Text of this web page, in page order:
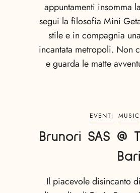
appuntamenti insomma
segui la filosofia Mini
stile e in compagnia
incantata metropoli. Non
e guarda le matte
EVENTI MUSIC
Brunori SAS @
Bari
Il piacevole disincanto